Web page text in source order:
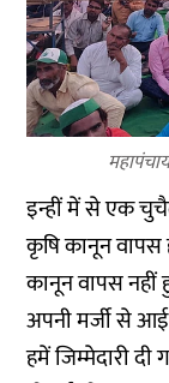
इन्हीं में से एक
कृषि कानून वापस
कानून वापस नहीं
अपनी मर्जी से
हमें जिम्मेदारी दी